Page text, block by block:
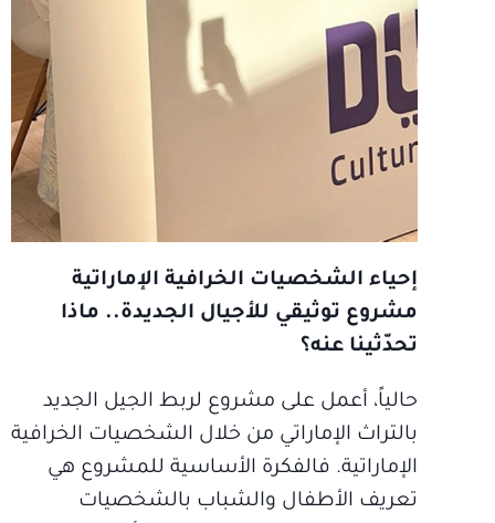
إحياء الشخصيات الخرافية الإماراتية
مشروع توثيقي للأجيال الجديدة.. ماذا
تحدّثينا عنه؟
حالياً، أعمل على مشروع لربط الجيل الجديد
بالتراث الإماراتي من خلال الشخصيات الخرافية
الإماراتية. فالفكرة الأساسية للمشروع هي
تعريف الأطفال والشباب بالشخصيات